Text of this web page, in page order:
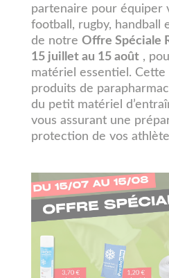
partenaire pour équiper
football, rugby, handball
de notre Offre Spéciale
15 juillet au 15 août ,
matériel essentiel.
produits de
du petit matériel
vous assurant une
protection de vos